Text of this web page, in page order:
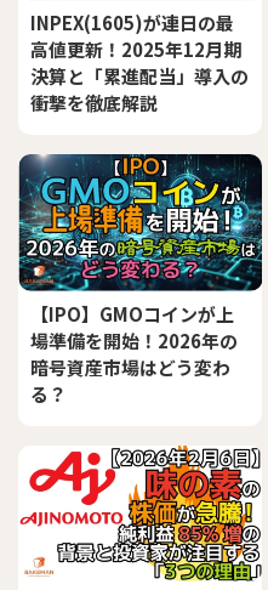
INPEX(1605)が連日の最
高値更新！2025年12月期
決算と「累進配当」導入の
衝撃を徹底解説
【IPO】GMOコインが上
場準備を開始！2026年の
暗号資産市場はどう変わ
る？